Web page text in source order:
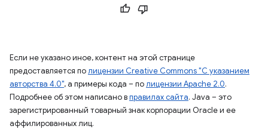
Если не указано иное, контент на этой странице
предоставляется полицензии Creative Commons "С указанием
авторства 4.0", а примеры кода – полицензии Apache 2.0.
Подробнее об этом написано вправилах сайта. Java – это
зарегистрированный товарный знак корпорации Oracle и ее
аффилированных лиц.